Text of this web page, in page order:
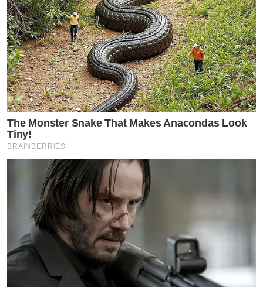
The Monster Snake That Makes Anacondas Look
Tiny!
BRAINBERRIES